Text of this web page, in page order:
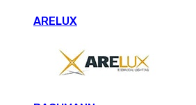
ARELUX